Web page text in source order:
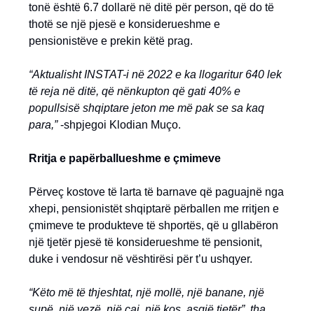
tonë është 6.7 dollarë në ditë për person, që do të
thotë se një pjesë e konsiderueshme e
pensionistëve e prekin këtë prag.
“Aktualisht INSTAT-i në 2022 e ka llogaritur 640 lek
të reja në ditë, që nënkupton që gati 40% e
popullsisë shqiptare jeton me më pak se sa kaq
para,”-shpjegoi Klodian Muço.
Rritja e papërballueshme e çmimeve
Përveç kostove të larta të barnave që paguajnë nga
xhepi, pensionistët shqiptarë përballen me rritjen e
çmimeve te produkteve të shportës, që u gllabëron
një tjetër pjesë të konsiderueshme të pensionit,
duke i vendosur në vështirësi për t’u ushqyer.
“Këto më të thjeshtat, një mollë, një banane, një